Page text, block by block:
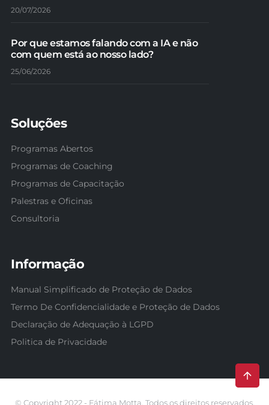
20/07/2026
Por que estamos falando com a IA e não
com quem está ao nosso lado?
25/06/2026
Soluções
Programas Abertos
Programas de Coaching
Programas de Capacitação
Palestras e Oficinas
Consultoria
Informação
Manual Simplificado de Proteção de Dados
Termo De Confidencialidade e Proteção de Dados
Declaração de Adequação à LGPD
Politica de Privacidade
© Copyright 2022 - Fátima Motta. Todos os direitos reservados.